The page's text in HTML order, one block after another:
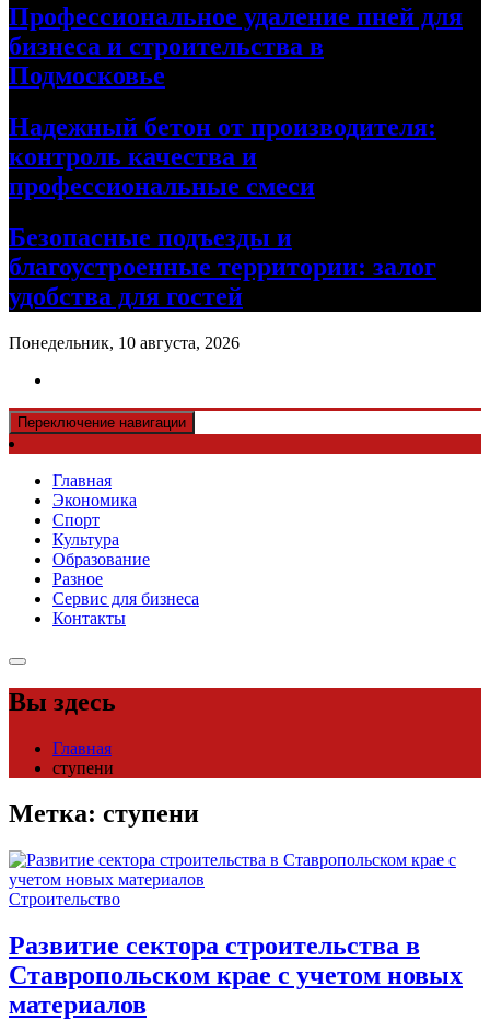
Профессиональное удаление пней для
бизнеса и строительства в
Подмосковье
Надежный бетон от производителя:
контроль качества и
профессиональные смеси
Безопасные подъезды и
благоустроенные территории: залог
удобства для гостей
Понедельник, 10 августа, 2026
Переключение навигации
Главная
Экономика
Спорт
Культура
Образование
Разное
Сервис для бизнеса
Контакты
Вы здесь
Главная
ступени
Метка: ступени
Строительство
Развитие сектора строительства в
Ставропольском крае с учетом новых
материалов